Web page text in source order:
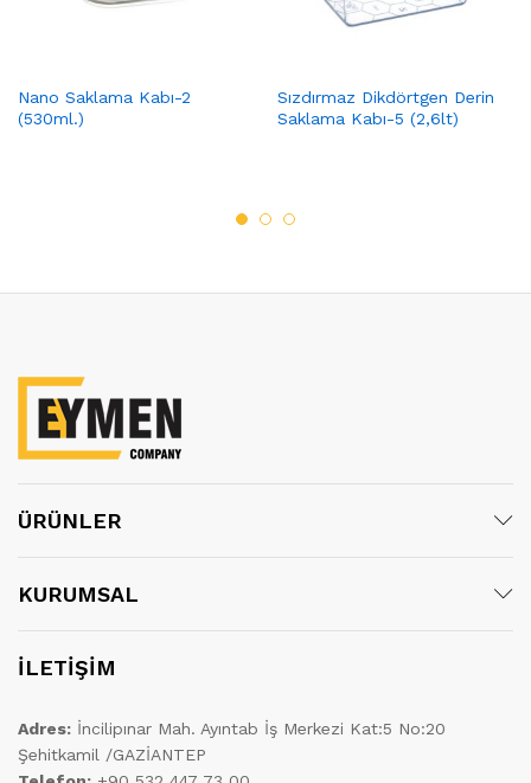
Nano Saklama Kabı-2
(530ml.)
Sızdırmaz Dikdörtgen Derin
Saklama Kabı-5 (2,6lt)
ÜRÜNLER
KURUMSAL
İLETİŞİM
Adres: İncilipınar Mah. Ayıntab İş Merkezi Kat:5 No:20
Şehitkamil /GAZİANTEP